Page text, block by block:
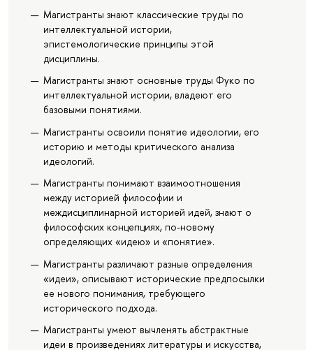
Магистранты знают классические труды по
интеллектуальной истории,
эпистемологические принципы этой
дисциплины.
Магистранты знают основные труды Фуко по
интеллектуальной истории, владеют его
базовыми понятиями.
Магистранты освоили понятие идеологии, его
историю и методы критического анализа
идеологий.
Магистранты понимают взаимоотношения
между историей философии и
междисциплинарной историей идей, знают о
философских концепциях, по-новому
определяющих «идею» и «понятие».
Магистранты различают разные определения
«идеи», описывают исторические предпосылки
ее нового понимания, требующего
исторического подхода.
Магистранты умеют вычленять абстрактные
идеи в произведениях литературы и искусства,